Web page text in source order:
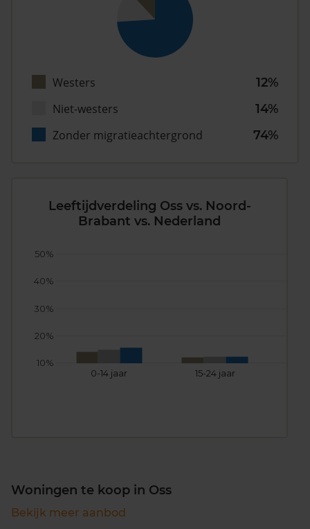
Westers
12%
Niet-westers
14%
Zonder migratieachtergrond
74%
Leeftijdverdeling Oss vs. Noord-
Brabant vs. Nederland
0-14 jaar 15-24 jaar
10%
20%
30%
40%
50%
Woningen te koop in Oss
Bekijk meer aanbod